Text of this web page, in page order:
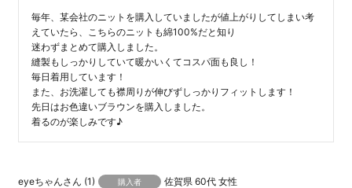
毎年、某会社のニットを購入していましたが値上がりしてしまい考
えていたら、こちらのニットも綿100%だと知り
迷わずまとめて購入しました。
縫製もしっかりしていて暖かいくてコスパ面も良し！
毎日着用しています！
また、お洗濯しても襟周りが伸びずしっかりフィットします！
先日はお色違いブラウンを購入しました。
着るのが楽しみです♪
eyeちゃん 1 購入者 佐賀県 60代 女性